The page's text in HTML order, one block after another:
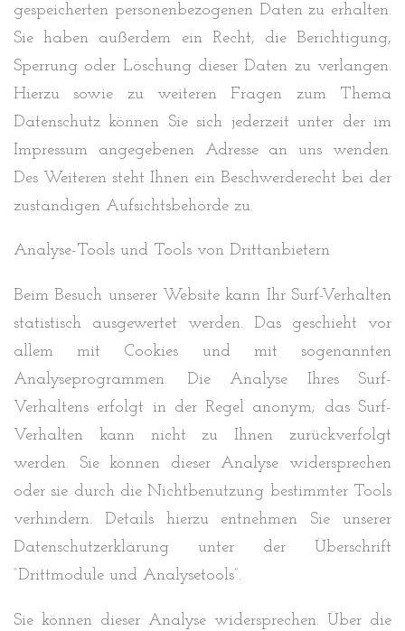
gespeicherten personenbezogenen Daten zu erhalten.
Sie haben außerdem ein Recht, die Berichtigung,
Sperrung oder Löschung dieser Daten zu verlangen.
Hierzu sowie zu weiteren Fragen zum Thema
Datenschutz können Sie sich jederzeit unter der im
Impressum angegebenen Adresse an uns wenden.
Des Weiteren steht Ihnen ein Beschwerderecht bei der
zuständigen Aufsichtsbehörde zu.
Analyse-Tools und Tools von Drittanbietern
Beim Besuch unserer Website kann Ihr Surf-Verhalten
statistisch ausgewertet werden. Das geschieht vor
allem mit Cookies und mit sogenannten
Analyseprogrammen. Die Analyse Ihres Surf-
Verhaltens erfolgt in der Regel anonym; das Surf-
Verhalten kann nicht zu Ihnen zurückverfolgt
werden. Sie können dieser Analyse widersprechen
oder sie durch die Nichtbenutzung bestimmter Tools
verhindern. Details hierzu entnehmen Sie unserer
Datenschutzerklärung unter der Überschrift
“Drittmodule und Analysetools”.
Sie können dieser Analyse widersprechen. Über die